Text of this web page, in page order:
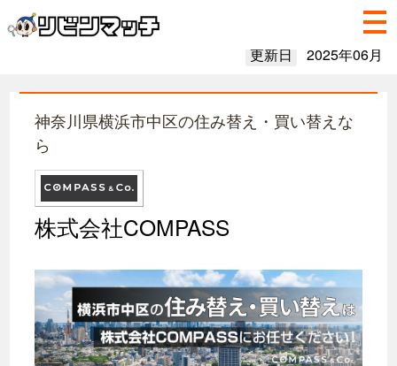
更新日 2025年06月
神奈川県横浜市中区の住み替え・買い替えな
ら
株式会社COMPASS